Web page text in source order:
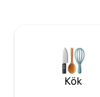
bekvämligheter. - Modern inredning och
ett spektakulärt
ligger 20 meter bort.
Kök